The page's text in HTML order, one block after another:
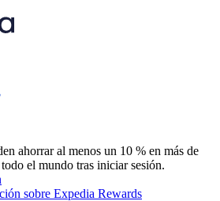
ahorrar al menos un 10 % en más de
el mundo tras iniciar sesión.
sobre Expedia Rewards